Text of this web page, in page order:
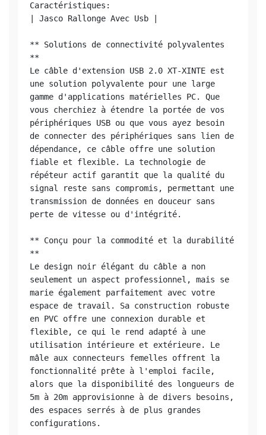
Caractéristiques:
| Jasco Rallonge Avec Usb |
** Solutions de connectivité polyvalentes
**
Le câble d'extension USB 2.0 XT-XINTE est
une solution polyvalente pour une large
gamme d'applications matérielles PC. Que
vous cherchiez à étendre la portée de vos
périphériques USB ou que vous ayez besoin
de connecter des périphériques sans lien de
dépendance, ce câble offre une solution
fiable et flexible. La technologie de
répéteur actif garantit que la qualité du
signal reste sans compromis, permettant une
transmission de données en douceur sans
perte de vitesse ou d'intégrité.
** Conçu pour la commodité et la durabilité
**
Le design noir élégant du câble a non
seulement un aspect professionnel, mais se
marie également parfaitement avec votre
espace de travail. Sa construction robuste
en PVC offre une connexion durable et
flexible, ce qui le rend adapté à une
utilisation intérieure et extérieure. Le
mâle aux connecteurs femelles offrent la
fonctionnalité prête à l'emploi facile,
alors que la disponibilité des longueurs de
5m à 20m approvisionne à de divers besoins,
des espaces serrés à de plus grandes
configurations.